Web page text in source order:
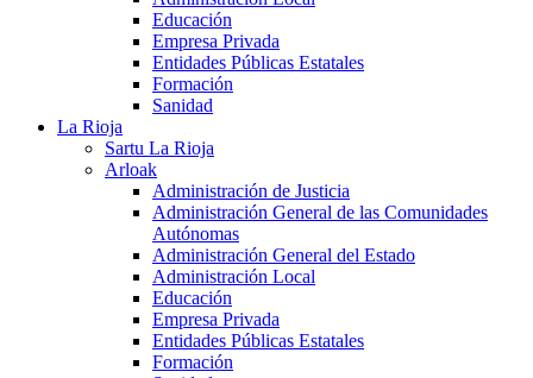
Educación
Empresa Privada
Entidades Públicas Estatales
Formación
Sanidad
La Rioja
Sartu La Rioja
Arloak
Administración de Justicia
Administración General de las Comunidades
Autónomas
Administración General del Estado
Administración Local
Educación
Empresa Privada
Entidades Públicas Estatales
Formación